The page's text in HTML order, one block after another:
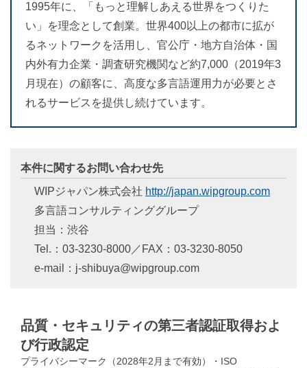
1995年に、「もっと理解しあえる世界をつくりた
い」を理念として創業。世界400以上の都市に拡が
るネットワークを活用し、官公庁・地方自治体・国
内外有力企業・調査研究機関など約7,000（2019年3
月現在）の顧客に、高度な多言語運用力が必要とさ
れるサービスを提供し続けています。
本件に関するお問い合わせ先
WIPジャパン株式会社 http://japan.wipgroup.com
多言語コンサルティンググループ
担当：渋谷
Tel.：03-3230-8000／FAX：03-3230-8050
e-mail：j-shibuya@wipgroup.com
品質・セキュリティの第三者認証取得およ
び行政認定
プライバシーマーク（2028年2月まで有効）・ISO